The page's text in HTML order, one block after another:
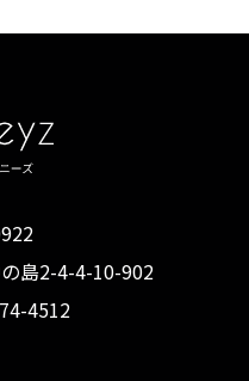
島2-4-4-10-902
4512